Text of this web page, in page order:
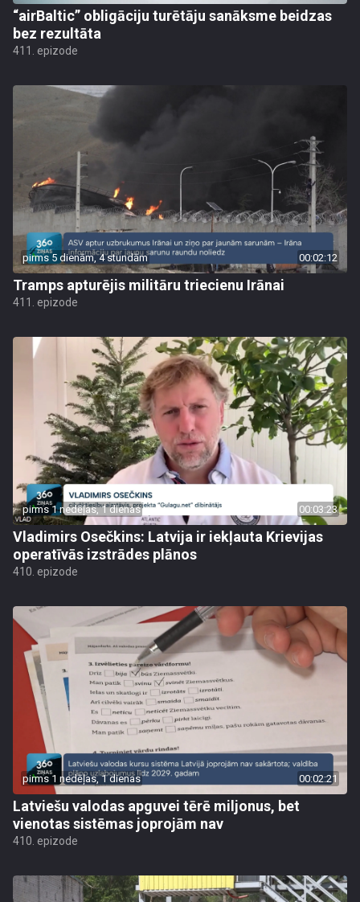
“airBaltic” obligāciju turētāju sanāksme beidzas
bez rezultāta
411. epizode
pirms 5 dienām, 4 stundām 00:02:12
Tramps apturējis militāru triecienu Irānai
411. epizode
pirms 1 nedēļas, 1 dienas 00:03:23
Vladimirs Osečkins: Latvija ir iekļauta Krievijas
operatīvās izstrādes plānos
410. epizode
pirms 1 nedēļas, 1 dienas 00:02:21
Latviešu valodas apguvei tērē miljonus, bet
vienotas sistēmas joprojām nav
410. epizode